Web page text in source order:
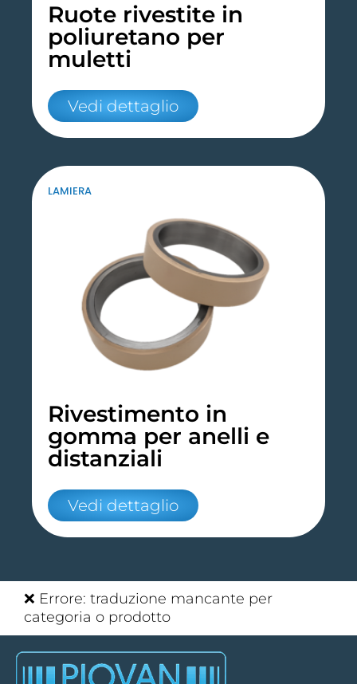
Ruote rivestite in
poliuretano per
muletti
Vedi dettaglio
LAMIERA
Rivestimento in
gomma per anelli e
distanziali
Vedi dettaglio
❌ Errore: traduzione mancante per
categoria o prodotto